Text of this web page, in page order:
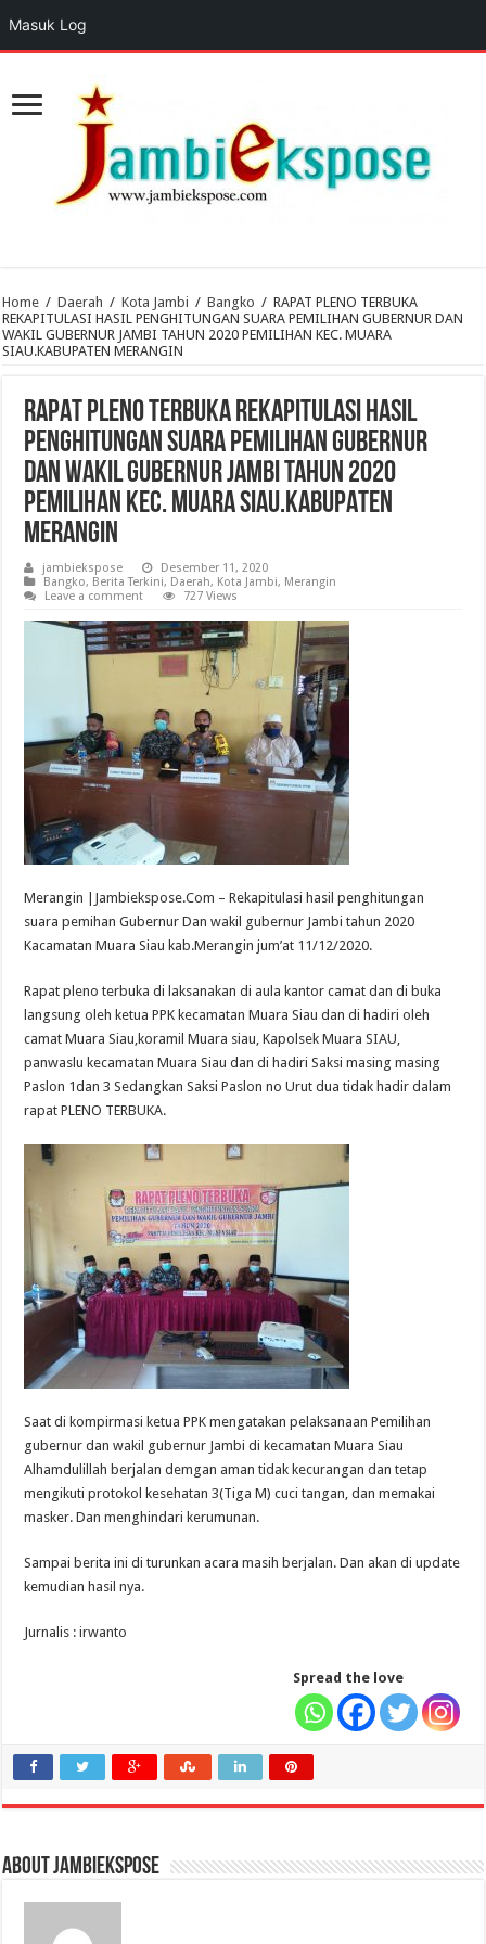
Home / Daerah / Kota Jambi / Bangko / RAPAT PLENO TERBUKA
REKAPITULASI HASIL PENGHITUNGAN SUARA PEMILIHAN GUBERNUR DAN
WAKIL GUBERNUR JAMBI TAHUN 2020 PEMILIHAN KEC. MUARA
SIAU.KABUPATEN MERANGIN
RAPAT PLENO TERBUKA REKAPITULASI HASIL
PENGHITUNGAN SUARA PEMILIHAN GUBERNUR
DAN WAKIL GUBERNUR JAMBI TAHUN 2020
PEMILIHAN KEC. MUARA SIAU.KABUPATEN
MERANGIN
jambiekspose
Desember 11, 2020
Bangko, Berita Terkini, Daerah, Kota Jambi, Merangin
Leave a comment
727 Views
Merangin |Jambiekspose.Com – Rekapitulasi hasil penghitungan
suara pemihan Gubernur Dan wakil gubernur Jambi tahun 2020
Kacamatan Muara Siau kab.Merangin jum’at 11/12/2020.
Rapat pleno terbuka di laksanakan di aula kantor camat dan di buka
langsung oleh ketua PPK kecamatan Muara Siau dan di hadiri oleh
camat Muara Siau,koramil Muara siau, Kapolsek Muara SIAU,
panwaslu kecamatan Muara Siau dan di hadiri Saksi masing masing
Paslon 1dan 3 Sedangkan Saksi Paslon no Urut dua tidak hadir dalam
rapat PLENO TERBUKA.
Saat di kompirmasi ketua PPK mengatakan pelaksanaan Pemilihan
gubernur dan wakil gubernur Jambi di kecamatan Muara Siau
Alhamdulillah berjalan demgan aman tidak kecurangan dan tetap
mengikuti protokol kesehatan 3(Tiga M) cuci tangan, dan memakai
masker. Dan menghindari kerumunan.
Sampai berita ini di turunkan acara masih berjalan. Dan akan di update
kemudian hasil nya.
Jurnalis : irwanto
Spread the love
About jambiekspose
Masuk Log